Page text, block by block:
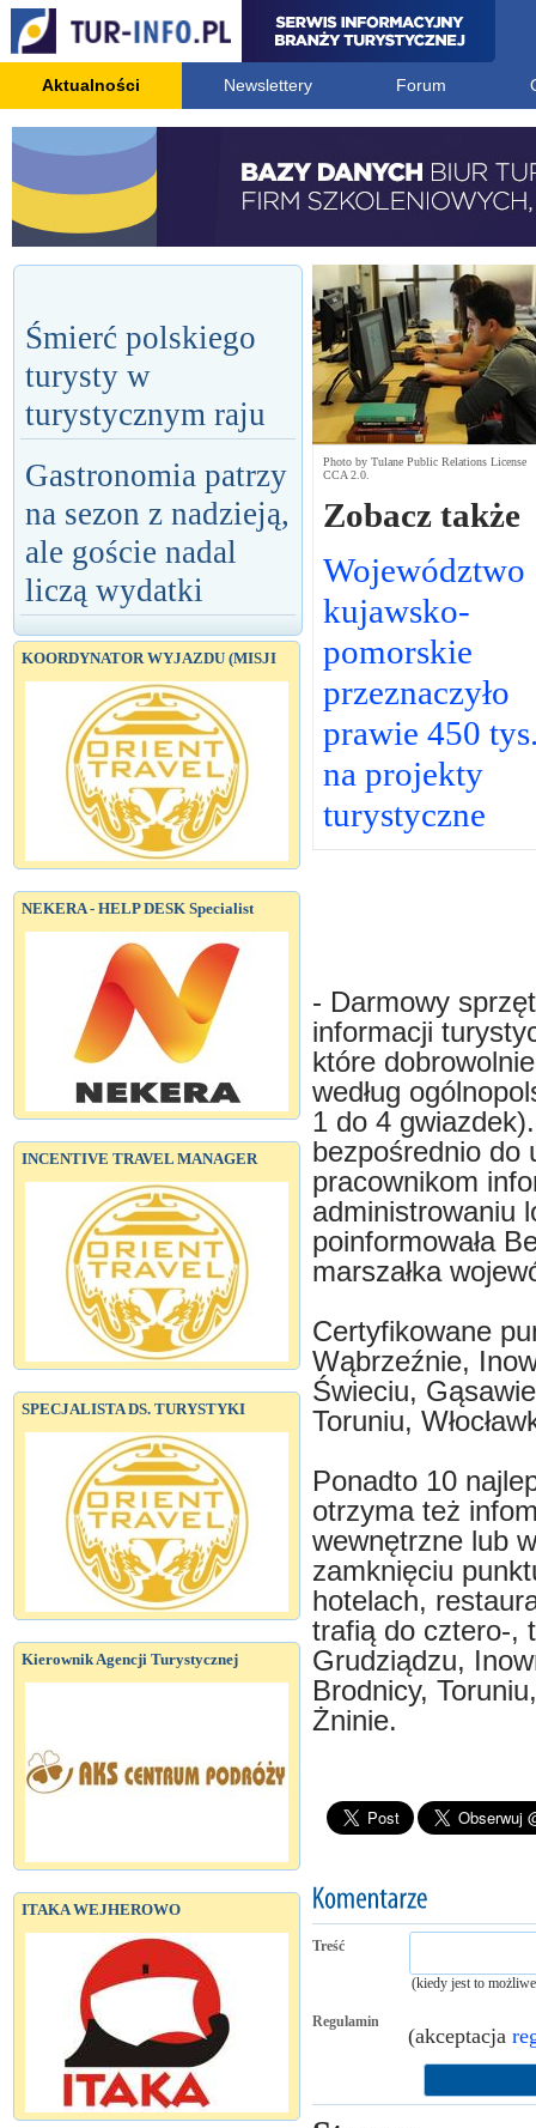
Aktualności Newslettery Forum
Śmierć polskiego
turysty w
turystycznym raju
Gastronomia patrzy
na sezon z nadzieją,
ale goście nadal
liczą wydatki
KOORDYNATOR WYJAZDU (MISJI
NEKERA - HELP DESK Specialist
INCENTIVE TRAVEL MANAGER
SPECJALISTA DS. TURYSTYKI
Kierownik Agencji Turystycznej
ITAKA WEJHEROWO
Photo by Tulane Public Relations License
CCA 2.0.
Zobacz także
Województwo
kujawsko-
pomorskie
przeznaczyło
prawie 450
na projekty
turystyczne
- Darmowy
informacji
które
według
1 do 4
bezpośrednio do
pracownikom
administrowaniu
poinformowała
marszałka
Certyfikowane
Wąbrzeźnie,
Świeciu,
Toruniu,
Ponadto 10
otrzyma też
wewnętrzne lub
zamknięciu
hotelach,
trafią do cztero-,
Grudziądzu,
Brodnicy,
Żninie.
Treść
(kiedy jest to
Regulamin
(akceptacja